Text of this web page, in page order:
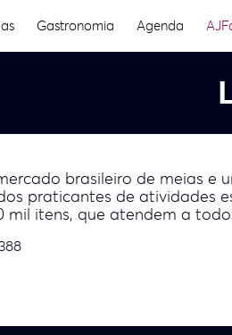
Gastronomia Agenda
brasileiro de meias e
praticantes de atividades
mil itens, que atendem a